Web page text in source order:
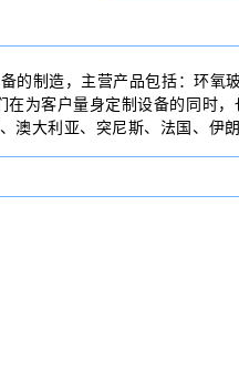
的制造，主营产品包括：环氧
为客户量身定制设备的同时
大利亚、突尼斯、法国、伊